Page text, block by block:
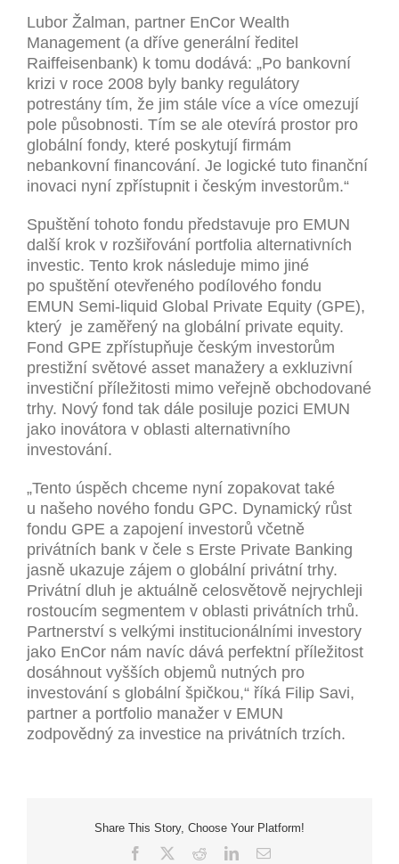
Lubor Žalman, partner EnCor Wealth
Management (a dříve generální ředitel
Raiffeisenbank) k tomu dodává: „Po bankovní
krizi v roce 2008 byly banky regulátory
potrestány tím, že jim stále více a více omezují
pole působnosti. Tím se ale otevírá prostor pro
globální fondy, které poskytují firmám
nebankovní financování. Je logické tuto finanční
inovaci nyní zpřístupnit i českým investorům.“
Spuštění tohoto fondu představuje pro EMUN
další krok v rozšiřování portfolia alternativních
investic. Tento krok následuje mimo jiné
po spuštění otevřeného podílového fondu
EMUN Semi-liquid Global Private Equity (GPE),
který je zaměřený na globální private equity.
Fond GPE zpřístupňuje českým investorům
prestižní světové asset manažery a exkluzivní
investiční příležitosti mimo veřejně obchodované
trhy. Nový fond tak dále posiluje pozici EMUN
jako inovátora v oblasti alternativního
investování.
„Tento úspěch chceme nyní zopakovat také
u našeho nového fondu GPC. Dynamický růst
fondu GPE a zapojení investorů včetně
privátních bank v čele s Erste Private Banking
jasně ukazuje zájem o globální privátní trhy.
Privátní dluh je aktuálně celosvětově nejrychleji
rostoucím segmentem v oblasti privátních trhů.
Partnerství s velkými institucionálními investory
jako EnCor nám navíc dává perfektní příležitost
dosáhnout vyšších objemů nutných pro
investování s globální špičkou,“ říká Filip Savi,
partner a portfolio manažer v EMUN
zodpovědný za investice na privátních trzích.
Share This Story, Choose Your Platform!
Facebook RedditLinkedInEmail